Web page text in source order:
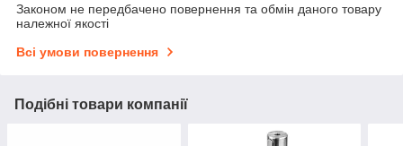
Законом не передбачено повернення та обмін даного товару
належної якості
Всі умови повернення
Подібні товари компанії